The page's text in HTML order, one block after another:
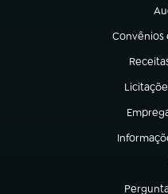
Convênios
(abre em
(abre
(abre
(abre
(abre em